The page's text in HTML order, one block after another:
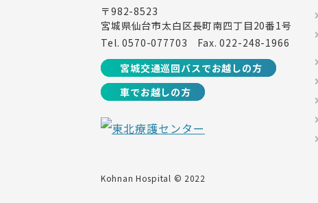
〒982-8523
宮城県仙台市太白区長町南四丁目20番1号
Tel.0570-077703 Fax. 022-248-1966
宮城交通巡回バスでお越しの方
車でお越しの方
Kohnan Hospital © 2022